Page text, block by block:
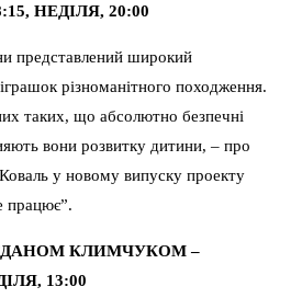
НЕДІЛЯ, 20:00
представлений широкий
різноманітного походження.
таких, що абсолютно безпечні
вони розвитку дитини, – про
у новому випуску проекту
працює”.
КЛИМЧУКОМ –
13:00